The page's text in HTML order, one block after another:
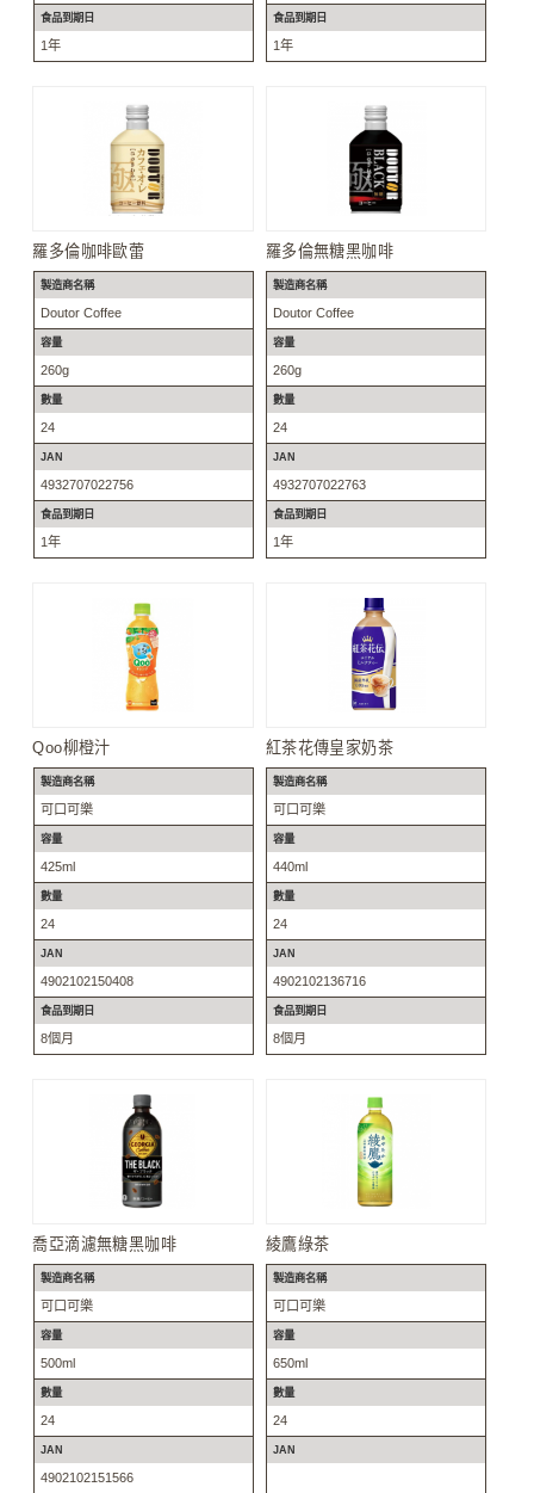
食品到期日
1年
食品到期日
1年
羅多倫咖啡歐蕾
製造商名稱
Doutor Coffee
容量
260g
數量
24
JAN
4932707022756
食品到期日
1年
羅多倫無糖黑咖啡
製造商名稱
Doutor Coffee
容量
260g
數量
24
JAN
4932707022763
食品到期日
1年
Qoo柳橙汁
製造商名稱
可口可樂
容量
425ml
數量
24
JAN
4902102150408
食品到期日
8個月
紅茶花傳皇家奶茶
製造商名稱
可口可樂
容量
440ml
數量
24
JAN
4902102136716
食品到期日
8個月
喬亞滴濾無糖黑咖啡
製造商名稱
可口可樂
容量
500ml
數量
24
JAN
4902102151566
綾鷹綠茶
製造商名稱
可口可樂
容量
650ml
數量
24
JAN